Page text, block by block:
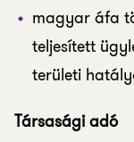
magyar áfa
teljesített
területi
Társasági adó